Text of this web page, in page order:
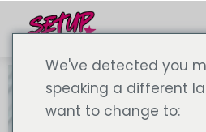
We've detected you
speaking a different
want to change to: